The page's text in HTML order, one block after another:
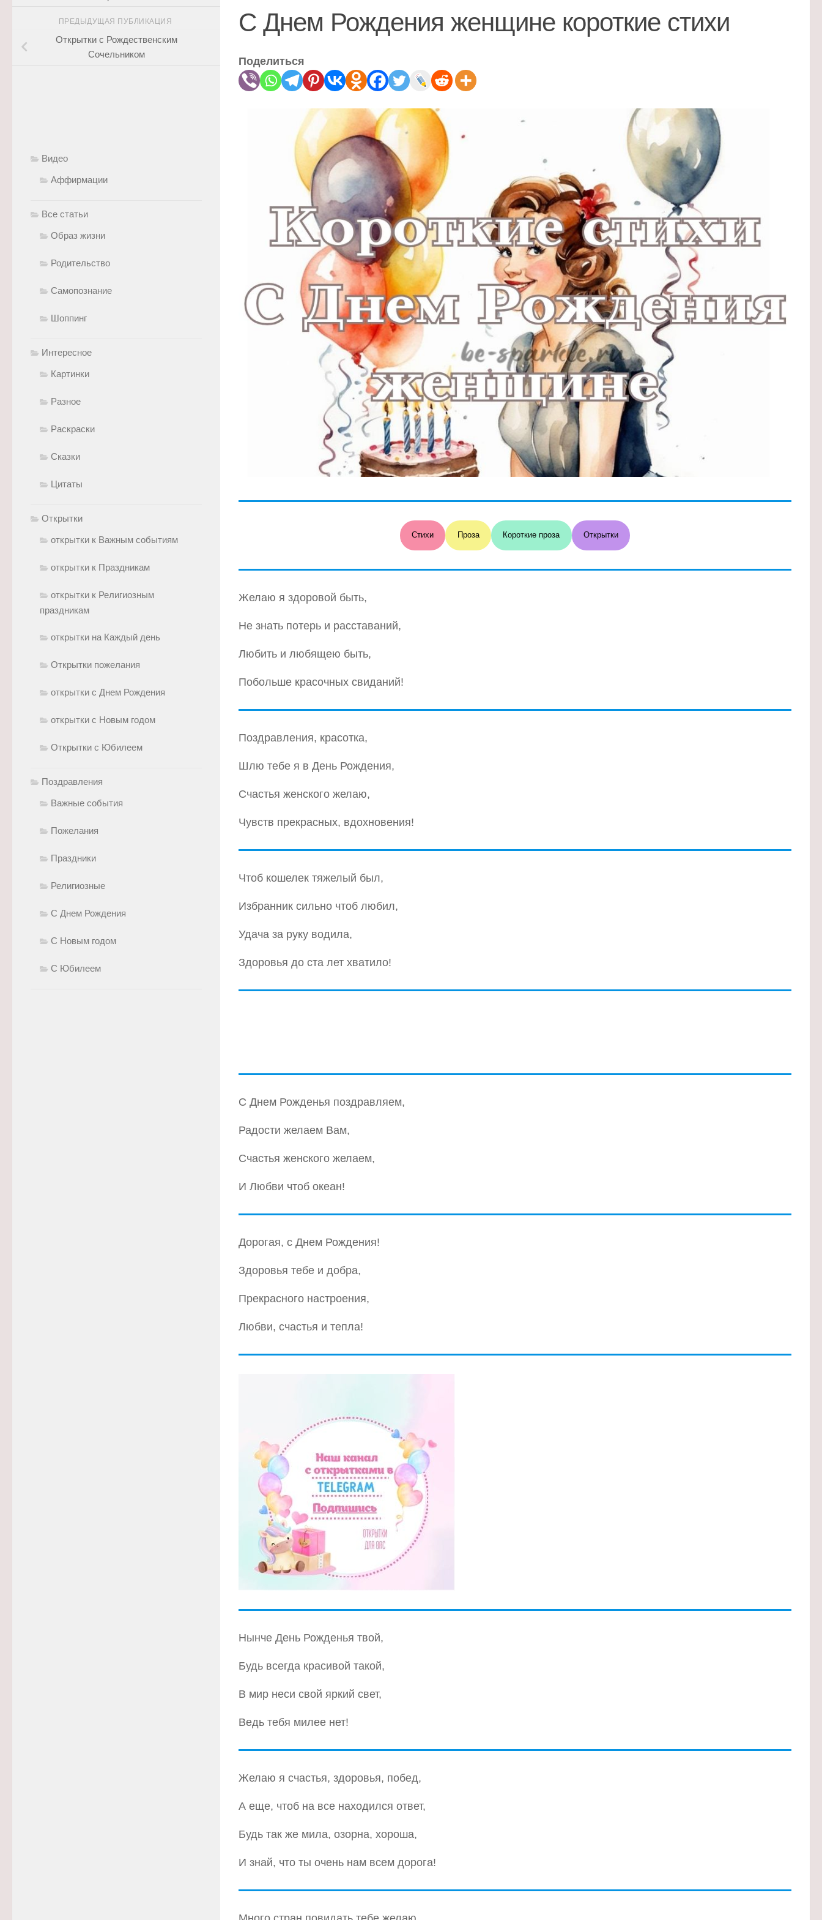
С Днем Рождения женщине короткие стихи
Поделиться
Стихи Проза Короткие проза Открытки
Желаю я здоровой быть,
Не знать потерь и расставаний,
Любить и любящею быть,
Побольше красочных свиданий!
Поздравления, красотка,
Шлю тебе я в День Рождения,
Счастья женского желаю,
Чувств прекрасных, вдохновения!
Чтоб кошелек тяжелый был,
Избранник сильно чтоб любил,
Удача за руку водила,
Здоровья до ста лет хватило!
С Днем Рожденья поздравляем,
Радости желаем Вам,
Счастья женского желаем,
И Любви чтоб океан!
Дорогая, с Днем Рождения!
Здоровья тебе и добра,
Прекрасного настроения,
Любви, счастья и тепла!
Нынче День Рожденья твой,
Будь всегда красивой такой,
В мир неси свой яркий свет,
Ведь тебя милее нет!
Желаю я счастья, здоровья, побед,
А еще, чтоб на все находился ответ,
Будь так же мила, озорна, хороша,
И знай, что ты очень нам всем дорога!
ПРЕДЫДУЩАЯ ПУБЛИКАЦИЯ
Открытки с Рождественским
Сочельником
Видео
Аффирмации
Все статьи
Образ жизни
Родительство
Самопознание
Шоппинг
Интересное
Картинки
Разное
Раскраски
Сказки
Цитаты
Открытки
открытки к Важным событиям
открытки к Праздникам
открытки к Религиозным
праздникам
открытки на Каждый день
Открытки пожелания
открытки с Днем Рождения
открытки с Новым годом
Открытки с Юбилеем
Поздравления
Важные события
Пожелания
Праздники
Религиозные
С Днем Рождения
С Новым годом
С Юбилеем